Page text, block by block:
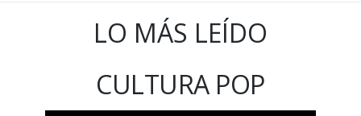
LO MÁS LEÍDO
CULTURA POP